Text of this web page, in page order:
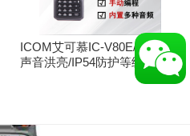
ICOM艾可慕IC-V80E/IC-
U80E手持对讲机（停产）
声音洪亮/IP54防护等级/手动